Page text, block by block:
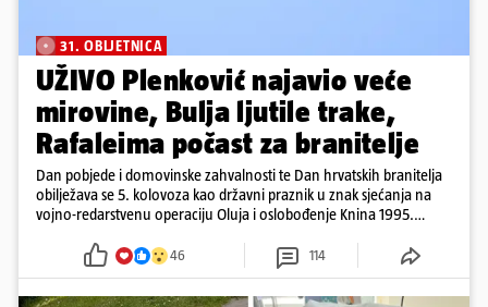
31. OBLJETNICA
UŽIVO Plenković najavio veće
mirovine, Bulja ljutile trake,
Rafaleima počast za branitelje
Dan pobjede i domovinske zahvalnosti te Dan hrvatskih branitelja
obilježava se 5. kolovoza kao državni praznik u znak sjećanja na
vojno-redarstvenu operaciju Oluja i oslobođenje Knina 1995.
46 114